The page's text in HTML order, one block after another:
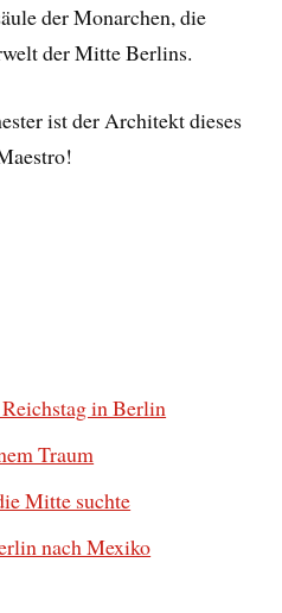
der Monarchen, die
der Mitte Berlins.
ist der Architekt dieses
in Berlin
Traum
Mitte suchte
nach Mexiko